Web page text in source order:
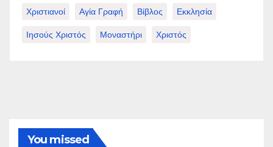
Χριστιανοί Αγία Γραφή Βίβλος Εκκλησία
Ιησούς Χριστός Μοναστήρι Χριστός
You missed